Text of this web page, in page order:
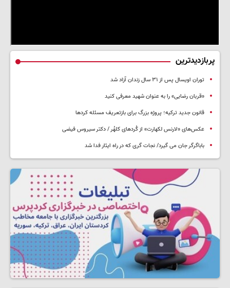
پربازدیدترین
توران اویسال پس از ۳۱ سال زندان آزاد شد
«قربان رضایی» را به عنوان شهید معرفی کنید
قانون جدید ترکیه؛ پروژه بزرگ‌ برای بازتعریف مسئله کردها
عکس‌های «لارنس لکهارت» از کُردهای کلهُر / دکتر سیروس فیضی
باباگرگر جان می گیرد/ نجات گری که در راه ایثار فدا شد